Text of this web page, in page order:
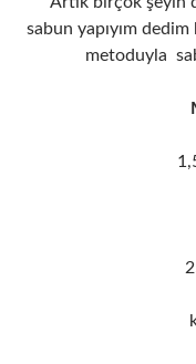
sabun yapıyım
metoduyla